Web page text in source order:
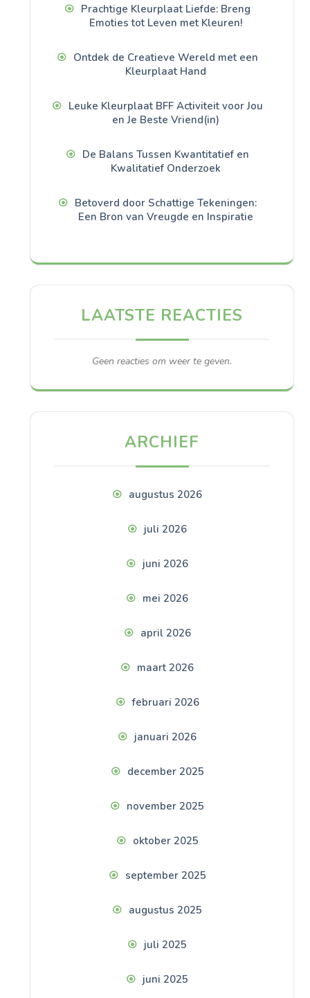
Prachtige Kleurplaat Liefde: Breng
Emoties tot Leven met Kleuren!
Ontdek de Creatieve Wereld met een
Kleurplaat Hand
Leuke Kleurplaat BFF Activiteit voor Jou
en Je Beste Vriend(in)
De Balans Tussen Kwantitatief en
Kwalitatief Onderzoek
Betoverd door Schattige Tekeningen:
Een Bron van Vreugde en Inspiratie
LAATSTE REACTIES
Geen reacties om weer te geven.
ARCHIEF
augustus 2026
juli 2026
juni 2026
mei 2026
april 2026
maart 2026
februari 2026
januari 2026
december 2025
november 2025
oktober 2025
september 2025
augustus 2025
juli 2025
juni 2025